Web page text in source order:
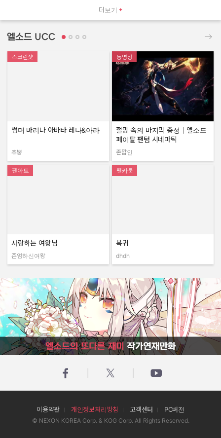
더보기
엘소드 UCC
스크린샷
썸머 마리나 아바타 레나&아라
작성자:
츄뿡
동영상
절망 속의 마지막 총성｜엘소드
페이탈 팬텀 시네마틱
작성자:
존깝인
팬아트
사랑하는 여왕님
작성자:
존엄하신여왕
팬카툰
복귀
dhdh
엘소드의 또다른 재미 작가연재만화
이용약관 개인정보처리방침 고객센터 PC버전
© NEXON KOREA Corp. & KOG Corp. All Rights Reserved.